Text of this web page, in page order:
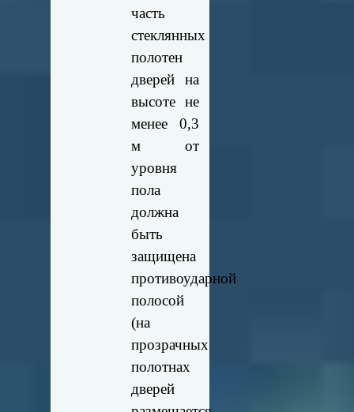
часть
стеклянных
полотен
дверей на
высоте не
менее 0,3
м от
уровня
пола
должна
быть
защищена
противоударной
полосой
(на
прозрачных
полотнах
дверей